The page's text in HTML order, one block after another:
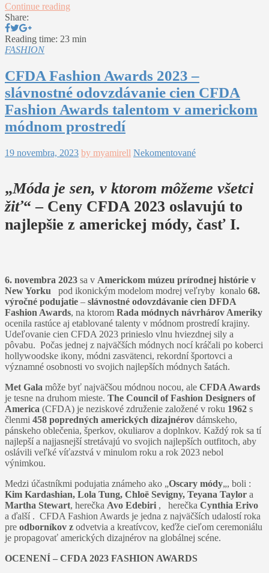
Continue reading
Share:
Reading time: 23 min
FASHION
CFDA Fashion Awards 2023 –
slávnostné odovzdávanie cien CFDA
Fashion Awards talentom v americkom
módnom prostredí
19 novembra, 2023 by myamirell Nekomentované
„Móda je sen, v ktorom môžeme všetci
žiť“ – Ceny CFDA 2023 oslavujú to
najlepšie z americkej módy, časť I.
6. novembra 2023 sa v Americkom múzeu prírodnej histórie v
New Yorku pod ikonickým modelom modrej veľryby konalo 68.
výročné podujatie – slávnostné odovzdávanie cien DFDA
Fashion Awards, na ktorom Rada módnych návrhárov Ameriky
ocenila rastúce aj etablované talenty v módnom prostredí krajiny.
Udeľovanie cien CFDA 2023 prinieslo vlnu hviezdnej sily a
pôvabu. Počas jednej z najväčších módnych nocí kráčali po koberci
hollywoodske ikony, módni zasvätenci, rekordní športovci a
významné osobnosti vo svojich najlepších módnych šatách.
Met Gala môže byť najväčšou módnou nocou, ale CFDA Awards
je tesne na druhom mieste. The Council of Fashion Designers of
America (CFDA) je neziskové združenie založené v roku 1962 s
členmi 458 popredných amerických dizajnérov dámskeho,
pánskeho oblečenia, šperkov, okuliarov a doplnkov. Každý rok sa tí
najlepší a najjasnejší stretávajú vo svojich najlepších outfitoch, aby
oslávili veľké víťazstvá v minulom roku a rok 2023 nebol
výnimkou.
Medzi účastníkmi podujatia známeho ako „Oscary módy„, boli :
Kim Kardashian, Lola Tung, Chloë Sevigny, Teyana Taylor a
Martha Stewart, herečka Avo Edebiri , herečka Cynthia Erivo
a ďalší . CFDA Fashion Awards je jedna z najväčších udalostí roka
pre odborníkov z odvetvia a kreatívcov, keďže cieľom ceremoniálu
je propagovať amerických dizajnérov na globálnej scéne.
OCENENÍ – CFDA 2023 FASHION AWARDS